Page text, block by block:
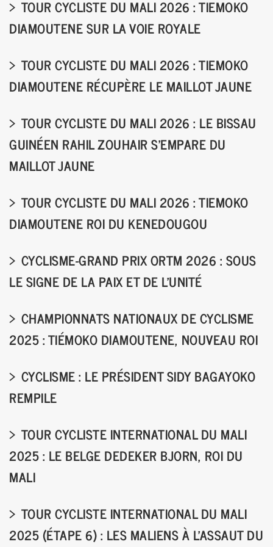
TOUR CYCLISTE DU MALI 2026 : TIEMOKO
DIAMOUTENE SUR LA VOIE ROYALE
TOUR CYCLISTE DU MALI 2026 : TIEMOKO
DIAMOUTENE RÉCUPÈRE LE MAILLOT JAUNE
TOUR CYCLISTE DU MALI 2026 : LE BISSAU
GUINÉEN RAHIL ZOUHAIR S'EMPARE DU
MAILLOT JAUNE
TOUR CYCLISTE DU MALI 2026 : TIEMOKO
DIAMOUTENE ROI DU KENEDOUGOU
CYCLISME-GRAND PRIX ORTM 2026 : SOUS
LE SIGNE DE LA PAIX ET DE L'UNITÉ
CHAMPIONNATS NATIONAUX DE CYCLISME
2025 : TIÉMOKO DIAMOUTENE, NOUVEAU ROI
CYCLISME : LE PRÉSIDENT SIDY BAGAYOKO
REMPILE
TOUR CYCLISTE INTERNATIONAL DU MALI
2025 : LE BELGE DEDEKER BJORN, ROI DU
MALI
TOUR CYCLISTE INTERNATIONAL DU MALI
2025 (ÉTAPE 6) : LES MALIENS À L'ASSAUT DU